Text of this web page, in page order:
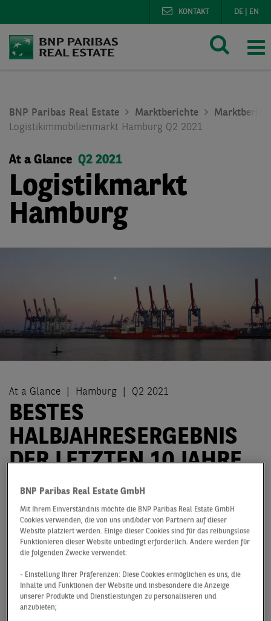
DE EN
KONTAKT
BNP Paribas Real Estate Marktberichte
Logistikimmobilienmarkt Hamburg Q2 2021
At a Glance Q2 2021
Logistikmarkt
Hamburg
At a Glance Hamburg Q2 2021
BESTES
HALBJAHRESERGEBNIS
DER LETZTEN 10 JAHRE
Der Hamburger Markt für Lager- und Logistikflächen
ersten Halbjahres 2021 bärenstark. Mit einem
Flächenumsatz von 331.000 m² konnte das mit großem
Abstand beste Halbjahresergebnis der letzten 10 Jahre
eingefahren werden. So wurde der langjährige
Durchschnitt um fast die Hälfte übertroffen. Das
Vergleichsergebnis aus dem Vorjahr, das allerdings
auch sehr schwach ausfiel, wurde gar um satte 135 %
BNP Paribas Real Estate GmbH
Mit Ihrem Einverständnis möchte die BNP Paribas Real Estate GmbH
Cookies verwenden, die von uns und/oder von Partnern auf dieser
Website platziert werden. Einige dieser Cookies sind für das reibungslose
Funktionieren dieser Website unbedingt erforderlich. Andere werden für
die folgenden Zwecke verwendet:
- Einstellung Ihrer Präferenzen: Diese Cookies ermöglichen es uns, die
Inhalte und Funktionen der Website und insbesondere die Anzeige
unserer Produkte und Dienstleistungen zu personalisieren und
anzubieten;